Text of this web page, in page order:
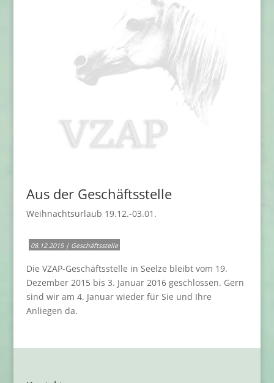
Aus der Geschäftsstelle
Weihnachtsurlaub 19.12.-03.01.
08.12.2015| Geschäftsstelle.
Die VZAP-Geschäftsstelle in Seelze bleibt vom 19.
Dezember 2015 bis 3. Januar 2016 geschlossen. Gern
sind wir am 4. Januar wieder für Sie und Ihre
Anliegen da.